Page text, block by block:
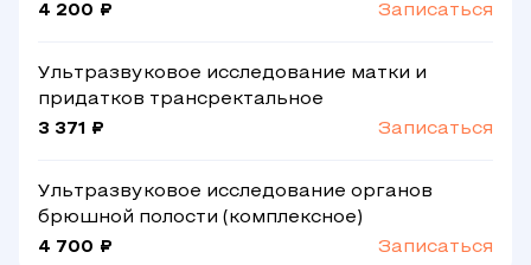
4 200 ₽
Записаться
Ультразвуковое исследование матки и
придатков трансректальное
3 371 ₽
Записаться
Ультразвуковое исследование органов
брюшной полости (комплексное)
4 700 ₽
Записаться